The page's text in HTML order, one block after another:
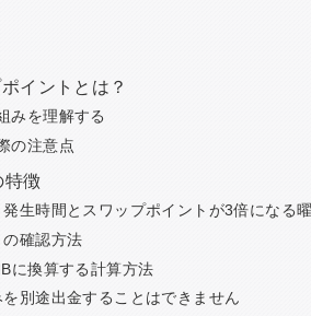
イントとは？
みを理解する
の注意点
特徴
生時間とスワップポイントが3倍になる
確認方法
に換算する計算方法
別途出金することはできません